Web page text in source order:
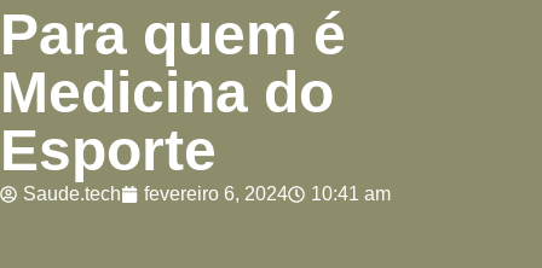
Para quem é
Medicina do
Esporte
Saude.tech fevereiro 6, 2024 10:41 am